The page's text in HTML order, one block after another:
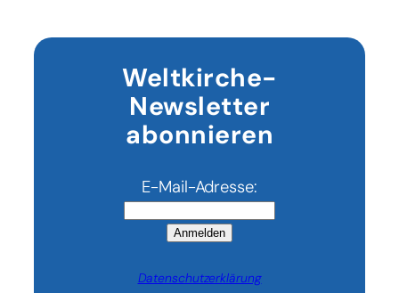
Jahre
Weltkirche-
Newsletter
abonnieren
E-Mail-Adresse:
Anmelden
Datenschutzerklärung